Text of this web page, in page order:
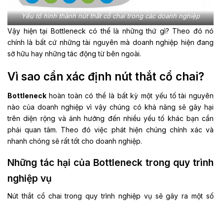
Yếu tố hình thành nút thắt cổ chai trong các doanh nghiệp
Vậy hiện tại Bottleneck có thể là những thứ gì? Theo đó nó
chính là bất cứ những tài nguyên mà doanh nghiệp hiện đang
sở hữu hay những tác động từ bên ngoài.
Vì sao cần xác định nút thắt cổ chai?
Bottleneck hoàn toàn có thể là bất kỳ một yếu tố tài nguyên
nào của doanh nghiệp vì vậy chúng có khả năng sẽ gây hại
trên diện rộng và ảnh hưởng đến nhiều yếu tố khác bạn cần
phải quan tâm. Theo đó việc phát hiện chúng chính xác và
nhanh chóng sẽ rất tốt cho doanh nghiệp.
Những tác hại của Bottleneck trong quy trình
nghiệp vụ
Nút thắt cổ chai trong quy trình nghiệp vụ sẽ gây ra một số